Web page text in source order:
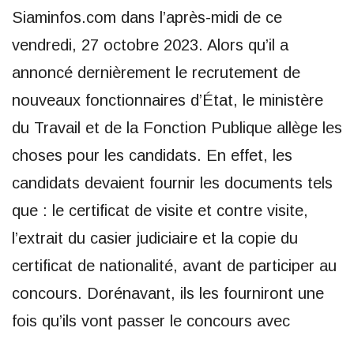
Siaminfos.com dans l’après-midi de ce
vendredi, 27 octobre 2023. Alors qu’il a
annoncé dernièrement le recrutement de
nouveaux fonctionnaires d’État, le ministère
du Travail et de la Fonction Publique allège les
choses pour les candidats. En effet, les
candidats devaient fournir les documents tels
que : le certificat de visite et contre visite,
l’extrait du casier judiciaire et la copie du
certificat de nationalité, avant de participer au
concours. Dorénavant, ils les fourniront une
fois qu’ils vont passer le concours avec